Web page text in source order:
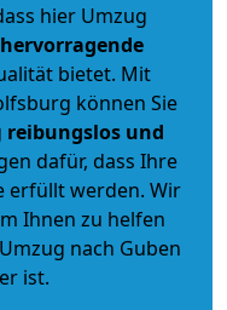
hier Umzug
hervorragende
bietet. Mit
können Sie
reibungslos und
dafür, dass Ihre
erfüllt werden. Wir
Ihnen zu helfen
nach Guben
ist.